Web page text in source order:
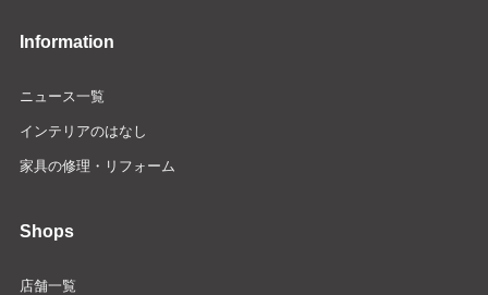
Information
ニュース一覧
インテリアのはなし
家具の修理・リフォーム
Shops
店舗一覧